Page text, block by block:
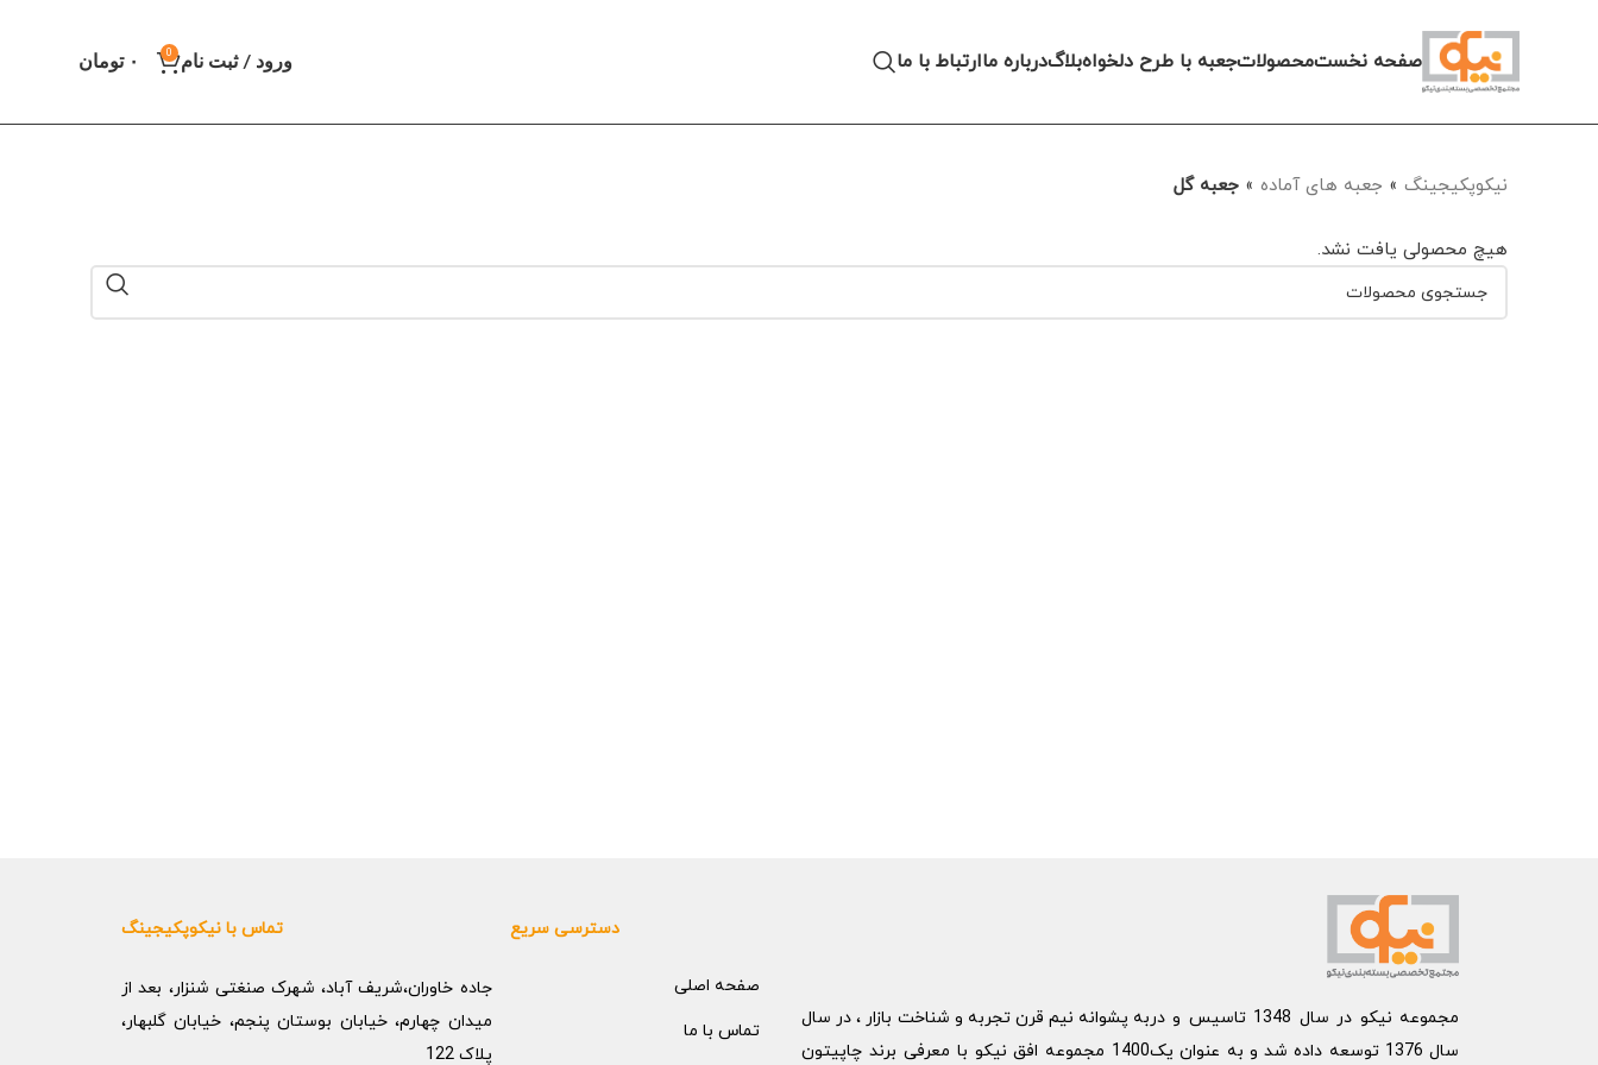
صفحه نخستمحصولاتجعبه با طرح دلخواهبلاگدرباره ماارتباط با ما ورود / ثبت نام 0 ۰ تومان
نیکوپکیجینگ » جعبه های آماده » جعبه گل
هیچ محصولی یافت نشد.
مجموعه نیکو در سال 1348 تاسیس و در
سال 1376 توسعه داده شد و به عنوان یک
به پشوانه نیم قرن تجربه و شناخت بازار ، در سال
1400 مجموعه افق نیکو با معرفی برند چاپیتون
دسترسی سریع
صفحه اصلی
تماس با ما
تماس با نیکوپکیجینگ
جاده خاوران،شریف آباد، شهرک صنغتی شنزار، بعد از
میدان چهارم، خیابان بوستان پنجم، خیابان گلبهار،
پلاک 122